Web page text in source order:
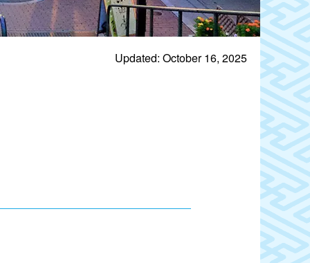
Updated: October 16, 2025